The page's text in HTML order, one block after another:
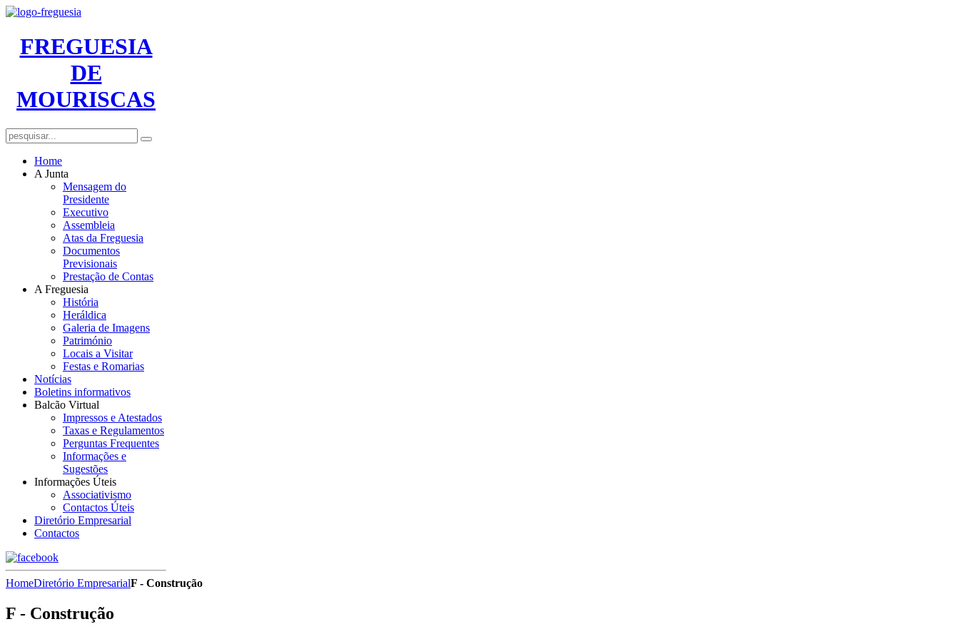
FREGUESIA
DE
MOURISCAS
Home
A Junta
Mensagem do
Presidente
Executivo
Assembleia
Atas da Freguesia
Documentos
Previsionais
Prestação de Contas
A Freguesia
História
Heráldica
Galeria de Imagens
Património
Locais a Visitar
Festas e Romarias
Notícias
Boletins informativos
Balcão Virtual
Impressos e Atestados
Taxas e Regulamentos
Perguntas Frequentes
Informações e
Sugestões
Informações Úteis
Associativismo
Contactos Úteis
Diretório Empresarial
Contactos
HomeDiretório EmpresarialF - Construção
F - Construção